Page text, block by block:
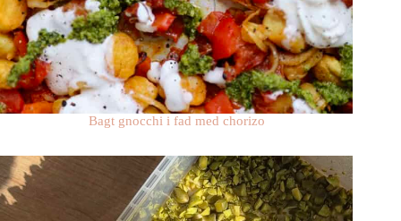
Bagt gnocchi i fad med chorizo